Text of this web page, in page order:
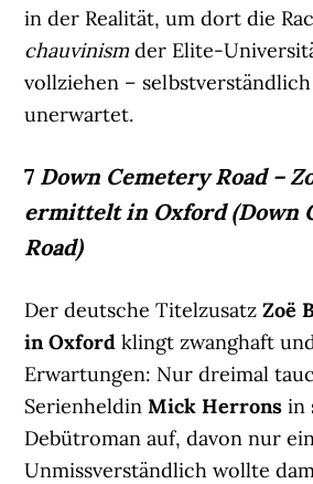
in der Realität, um dort die
chauvinismder Elite-
vollziehen –
unerwartet.
7 Down Cemetery Road –
ermittelt in Oxford (Down
Road)
Der deutsche TitelzusatzZoë
in Oxford klingt zwanghaft
Erwartungen: Nur dreimal
SerienheldinMick Herrons in
Debütroman auf, davon nur
Unmissverständlich wollte